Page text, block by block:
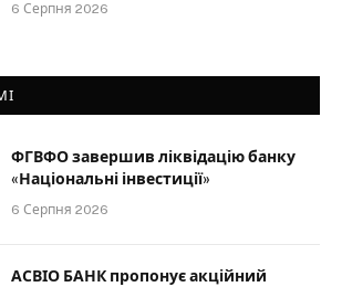
6 Серпня 2026
ФГВФО завершив ліквідацію банку
«Національні інвестиції»
6 Серпня 2026
АСВІО БАНК пропонує акційний